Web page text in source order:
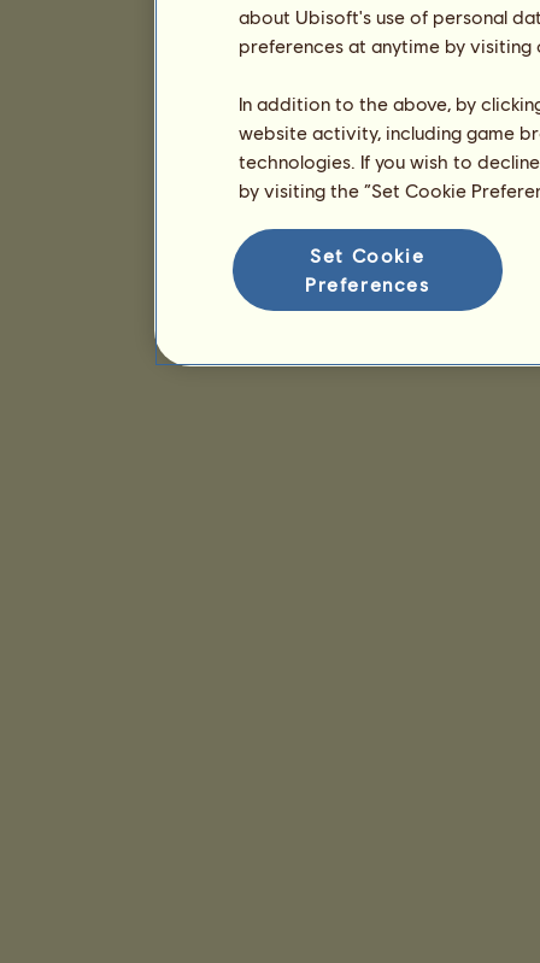
about Ubisoft's use of personal
preferences at anytime by
In addition to the above, by
website activity, including game
technologies. If you wish to
by visiting the “Set Cookie
Set Cookie
Preferences